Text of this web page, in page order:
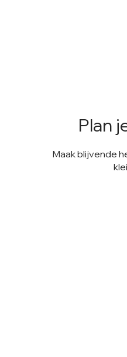
Plan
Maak blijvende